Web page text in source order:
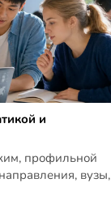
и
профильной
вузы,